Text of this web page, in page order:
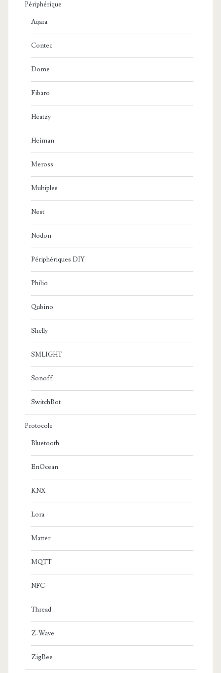
Périphérique
Aqara
Contec
Dome
Fibaro
Heatzy
Heiman
Meross
Multiples
Nest
Nodon
Périphériques DIY
Philio
Qubino
Shelly
SMLIGHT
Sonoff
SwitchBot
Protocole
Bluetooth
EnOcean
KNX
Lora
Matter
MQTT
NFC
Thread
Z-Wave
ZigBee